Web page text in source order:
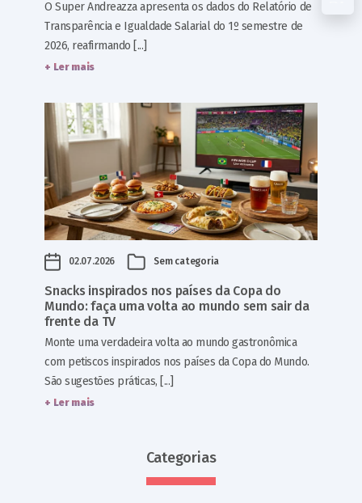
O Super Andreazza apresenta os dados do Relatório de
Transparência e Igualdade Salarial do 1º semestre de
2026, reafirmando [...]
+ Ler mais
02.07.2026 Sem categoria
Snacks inspirados nos países da Copa do
Mundo: faça uma volta ao mundo sem sair da
frente da TV
Monte uma verdadeira volta ao mundo gastronômica
com petiscos inspirados nos países da Copa do Mundo.
São sugestões práticas, [...]
+ Ler mais
Categorias